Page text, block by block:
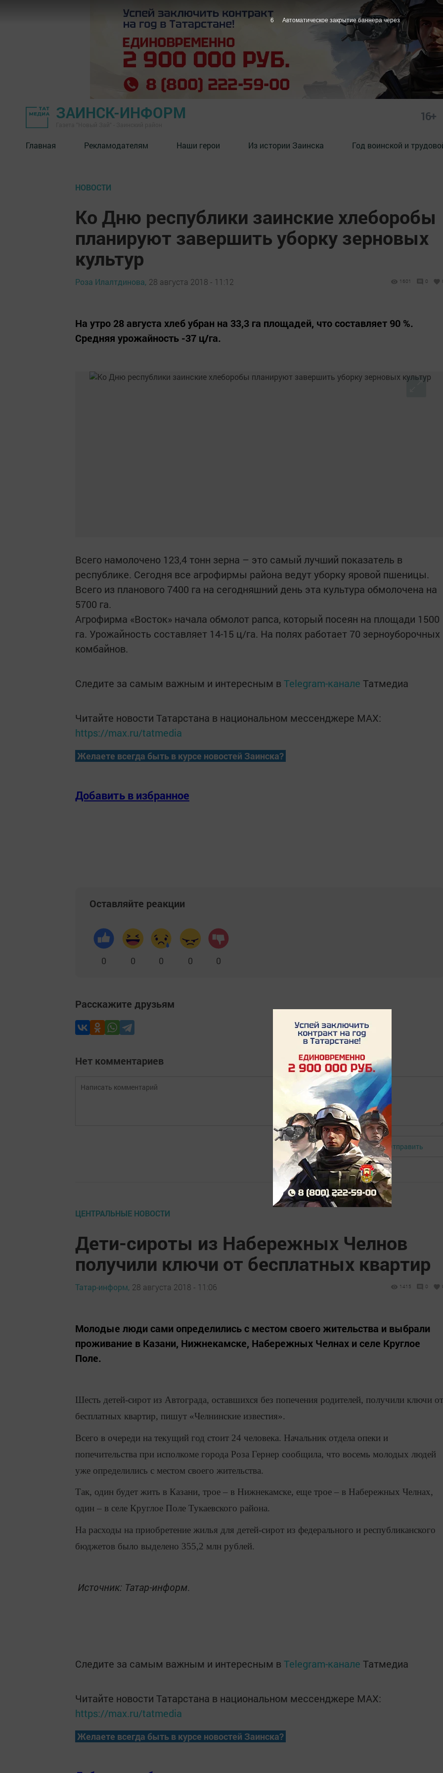
ЗАИНСК-ИНФОРМ 16+
Главная Рекламодателям Наши герои Из истории Заинска Год воинской и
НОВОСТИ
Ко Дню республики заинские хлеборобы
планируют завершить уборку зерновых
культур
Роза Илалтдинова, 28 августа 2018 - 11:12 1601 0
На утро 28 августа хлеб убран на 33,3 га площадей, что составляет 90 %.
Средняя урожайность -37 ц/га.
Всего намолочено 123,4 тонн зерна – это самый лучший показатель в
республике. Сегодня все агрофирмы района ведут уборку яровой пшеницы.
Всего из планового 7400 га на сегодняшний день эта культура обмолочена на
5700 га.
Агрофирма «Восток» начала обмолот рапса, который посеян на площади 1500
га. Урожайность составляет 14-15 ц/га. На полях работает 70 зерноуборочных
комбайнов.
Следите за самым важным и интересным в Telegram-канале Татмедиа
Читайте новости Татарстана в национальном мессенджере MАХ:
https://max.ru/tatmedia
Желаете всегда быть в курсе новостей Заинска?
Добавить в избранное
Оставляйте реакции
0 0 0 0 0
Расскажите друзьям
Нет комментариев
Авторизоваться Отправить
ЦЕНТРАЛЬНЫЕ НОВОСТИ
Дети-сироты из Набережных Челнов
получили ключи от бесплатных квартир
Татар-информ, 28 августа 2018 - 11:06 1415 0
Молодые люди сами определились с местом своего жительства и выбрали
проживание в Казани, Нижнекамске, Набережных Челнах и селе Круглое
Поле.
Шесть детей-сирот из Автограда, оставшихся без попечения родителей, получили ключи от
бесплатных квартир, пишут «Челнинские известия».
Всего в очереди на текущий год стоит 24 человека. Начальник отдела опеки и
попечительства при исполкоме города Роза Гернер сообщила, что восемь молодых людей
уже определились с местом своего жительства.
Так, один будет жить в Казани, трое – в Нижнекамске, еще трое – в Набережных Челнах,
один – в селе Круглое Поле Тукаевского района.
На расходы на приобретение жилья для детей-сирот из федерального и республиканского
бюджетов было выделено 355,2 млн рублей.
Источник: Татар-информ.
Следите за самым важным и интересным в Telegram-канале Татмедиа
Читайте новости Татарстана в национальном мессенджере MАХ:
https://max.ru/tatmedia
Желаете всегда быть в курсе новостей Заинска?
5 Автоматическое закрытие баннера через